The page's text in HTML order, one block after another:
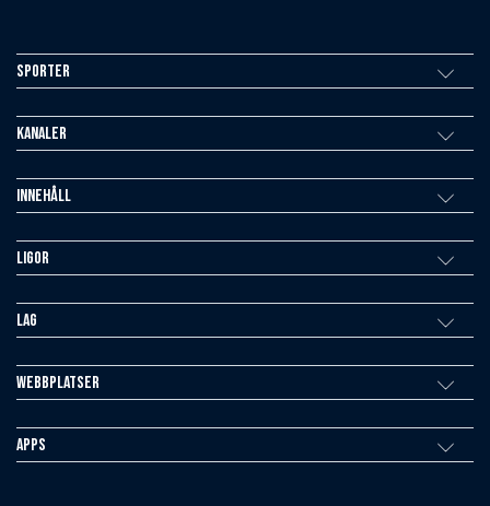
Sporter
Kanaler
Innehåll
Ligor
Lag
Webbplatser
Apps